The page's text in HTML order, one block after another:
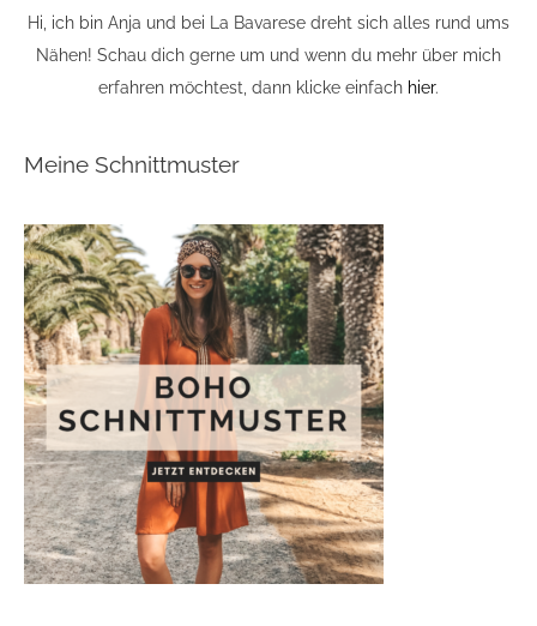
Hi, ich bin Anja und bei La Bavarese dreht sich alles rund ums
Nähen! Schau dich gerne um und wenn du mehr über mich
erfahren möchtest, dann klicke einfach hier.
Meine Schnittmuster